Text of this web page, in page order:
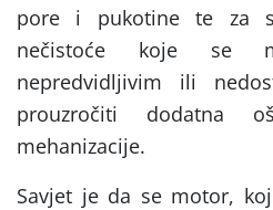
pore i pukotine te za
nečistoće koje se
nepredvidljivim ili
prouzročiti dodatna
mehanizacije.
Savjet je da se motor,